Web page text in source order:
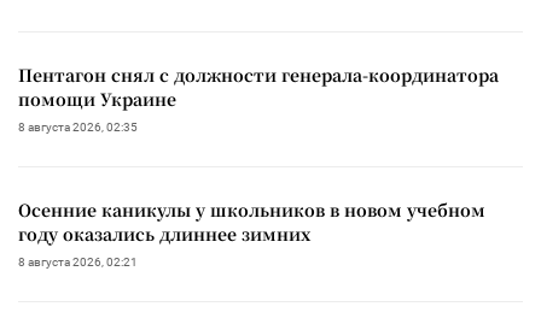
Пентагон снял с должности генерала-координатора
помощи Украине
8 августа 2026, 02:35
Осенние каникулы у школьников в новом учебном
году оказались длиннее зимних
8 августа 2026, 02:21